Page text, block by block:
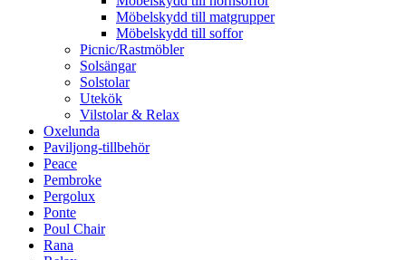
Möbelskydd till matgrupper
Möbelskydd till soffor
Picnic/Rastmöbler
Solsängar
Solstolar
Utekök
Vilstolar & Relax
Oxelunda
Paviljong-tillbehör
Peace
Pembroke
Pergolux
Ponte
Poul Chair
Rana